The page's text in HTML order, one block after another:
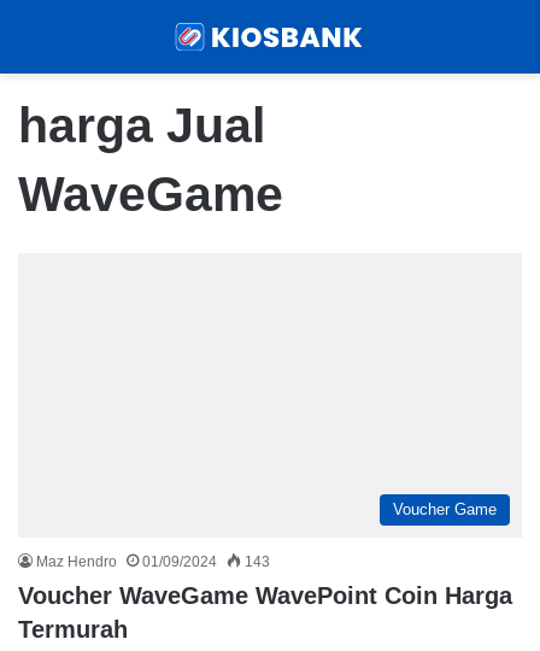
harga Jual
WaveGame
Voucher Game
Maz Hendro 01/09/2024 143
Voucher WaveGame WavePoint Coin Harga
Termurah